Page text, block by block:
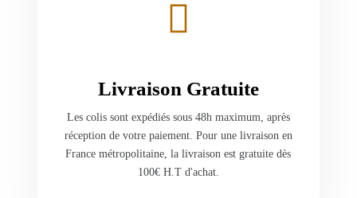
Livraison Gratuite
Les colis sont expédiés sous 48h maximum, après
réception de votre paiement. Pour une livraison en
France métropolitaine, la livraison est gratuite dès
100€ H.T d'achat.